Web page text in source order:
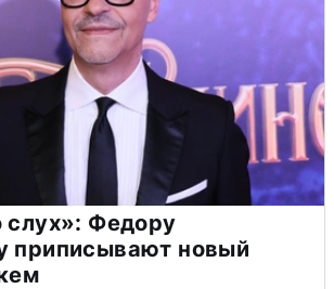
слух»: Федору
приписывают новый